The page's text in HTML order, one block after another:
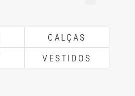
CALÇAS
VESTIDOS